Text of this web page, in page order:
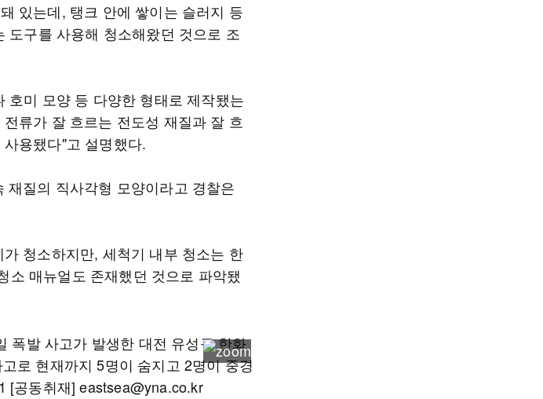
있는데, 탱크 안에 쌓이는 슬러지 등
도구를 사용해 청소해왔던 것으로 조
호미 모양 등 다양한 형태로 제작됐는
류가 잘 흐르는 전도성 재질과 잘 흐
용됐다"고 설명했다.
질의 직사각형 모양이라고 경찰은
청소하지만, 세척기 내부 청소는 한
소 매뉴얼도 존재했던 것으로 파악됐